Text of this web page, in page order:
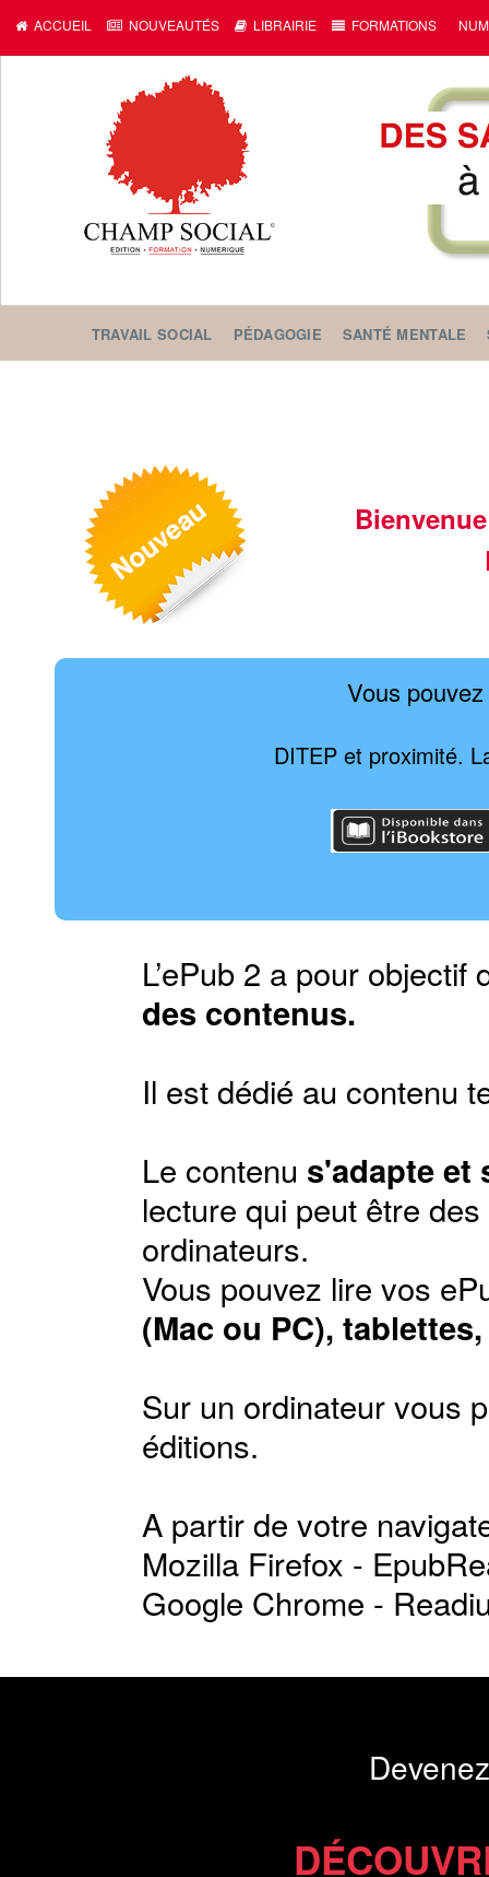
ACCUEIL NOUVEAUTÉS LIBRAIRIE FORMATIONS
TRAVAIL SOCIAL PÉDAGOGIE SANTÉ MENTALE
Vous
DITEP et proximité.
L’ePub 2 a pour
des contenus.
Il est dédié au contenu
Le contenu s'adapte et
lecture qui peut être
ordinateurs.
Vous pouvez lire vos
(Mac ou PC),
Sur un ordinateur vous
éditions.
A partir de votre
Mozilla Firefox -
Google Chrome -